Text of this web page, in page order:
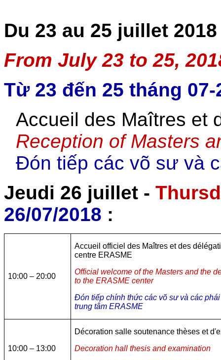
Du 23 au 25 juillet 2018
From July 23 to 25,
Từ 23 đến 25 tháng 07-
Accueil des Maîtres et
Reception of Masters
Đón tiếp các võ sư và
Jeudi 26 juillet -
26/07/2018 :
10:00 – 20:00
Accueil officiel des Maîtres et des
centre ERASME
Official welcome of the Masters and the
to the ERASME center
Đón tiếp chính thức các võ sư và các
trung tâm ERASME
10:00 – 13:00
Décoration salle soutenance thèses et
Decoration hall thesis and examination